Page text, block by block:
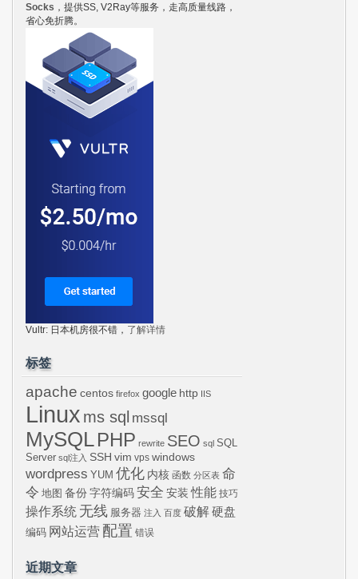
Socks ，提供SS, V2Ray等服务，走高质量线路，
省心免折腾。
Vultr: 日本机房很不错， 了解详情
标签
apache centos firefox google http IIS
Linux ms sql mssql
MySQLPHP rewrite SEO sql SQL
Server sql注入 SSH vim vps windows
wordpress YUM 优化 内核 函数 分区表 命
令 地图 备份 字符编码 安全 安装 性能 技巧
操作系统 无线 服务器 注入 百度 破解硬盘
编码 网站运营 配置 错误
近期文章